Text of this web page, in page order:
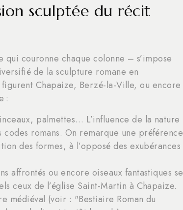
sculptée du récit
couronne chaque colonne – s’impose
de la sculpture romane en
Chapaize, Berzé-la-Ville, ou encore
:
palmettes… L’influence de la nature
romans. On remarque une préférence
des formes, à l’opposé des exubérances
affrontés ou encore oiseaux fantastiques se
ceux de l’église Saint-Martin à Chapaize.
médiéval (voir : "Bestiaire Roman du